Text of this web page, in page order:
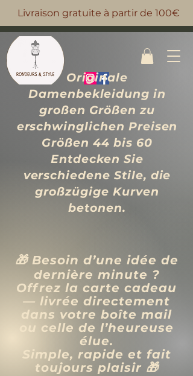
Livraison gratuite à partir de 100€
Originale
Damenbekleidung in
großen Größen zu
erschwinglichen Preisen
Größen 44 bis 60
Entdecken Sie
verschiedene Stile, die
großzügige Kurven
betonen.
🎁 Besoin d’une idée de
dernière minute ?
Offrez la carte cadeau
— livrée directement
dans votre boîte mail
ou celle de l’heureuse
élue.
Simple, rapide et fait
toujours plaisir 🎁